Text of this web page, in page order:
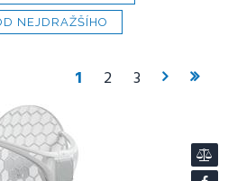
OD NEJDRAŽŠÍHO
1 2 3